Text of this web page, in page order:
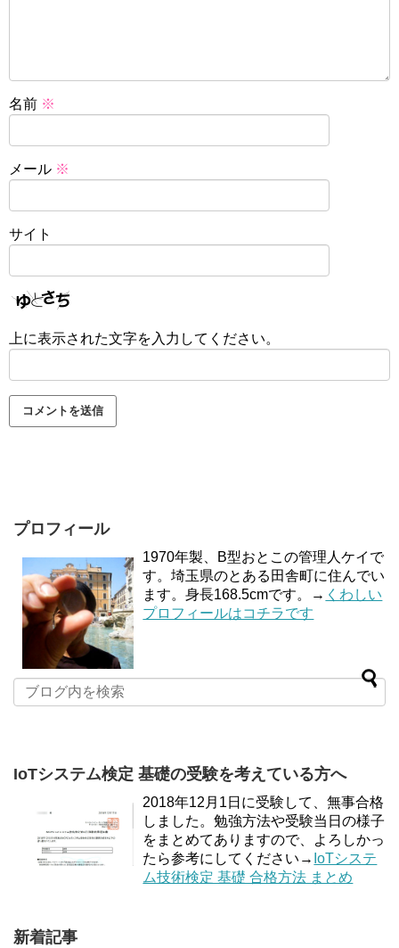
名前 ※
メール ※
サイト
上に表示された文字を入力してください。
プロフィール
1970年製、B型おとこの管理人ケイで
す。埼玉県のとある田舎町に住んでい
ます。身長168.5cmです。→ くわしい
プロフィールはコチラです
IoTシステム検定 基礎の受験を考えている方へ
2018年12月1日に受験して、無事合格
しました。勉強方法や受験当日の様子
をまとめてありますので、よろしかっ
たら参考にしてください→ IoTシステ
ム技術検定 基礎 合格方法 まとめ
新着記事